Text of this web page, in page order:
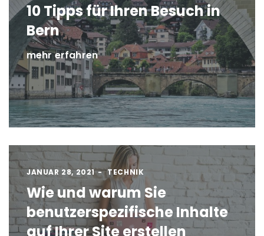
10 Tipps für Ihren Besuch in
Bern
mehr erfahren
JANUAR 28, 2021 TECHNIK
Wie und warum Sie
benutzerspezifische Inhalte
auf Ihrer Site erstellen